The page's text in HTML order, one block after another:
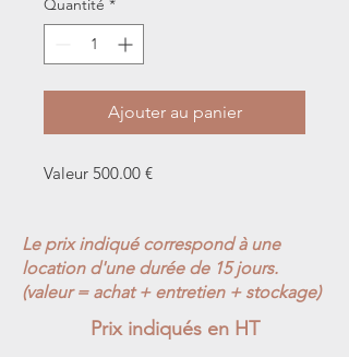
Quantité *
Ajouter au panier
Valeur 500.00 €
Le prix indiqué correspond à une
location d'une durée de 15 jours.
(valeur = achat + entretien + stockage)
Prix indiqués en HT